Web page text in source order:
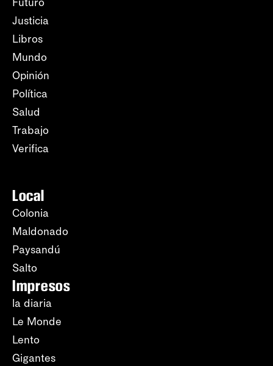
Justicia
Libros
Mundo
Opinión
Política
Salud
Trabajo
Verifica
Local
Colonia
Maldonado
Paysandú
Salto
Impresos
la diaria
Le Monde
Lento
Gigantes